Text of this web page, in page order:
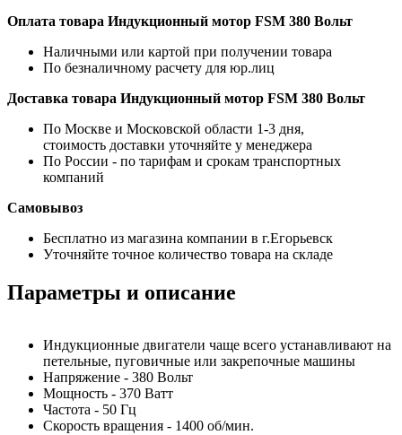
Оплата товара Индукционный мотор FSM 380 Вольт
Наличными или картой при получении товара
По безналичному расчету для юр.лиц
Доставка товара Индукционный мотор FSM 380 Вольт
По Москве и Московской области 1-3 дня,
стоимость доставки уточняйте у менеджера
По России - по тарифам и срокам транспортных
компаний
Самовывоз
Бесплатно из магазина компании в г.Егорьевск
Уточняйте точное количество товара на складе
Параметры и описание
Индукционные двигатели чаще всего устанавливают на
петельные, пуговичные или закрепочные машины
Напряжение - 380 Вольт
Мощность - 370 Ватт
Частота - 50 Гц
Скорость вращения - 1400 об/мин.